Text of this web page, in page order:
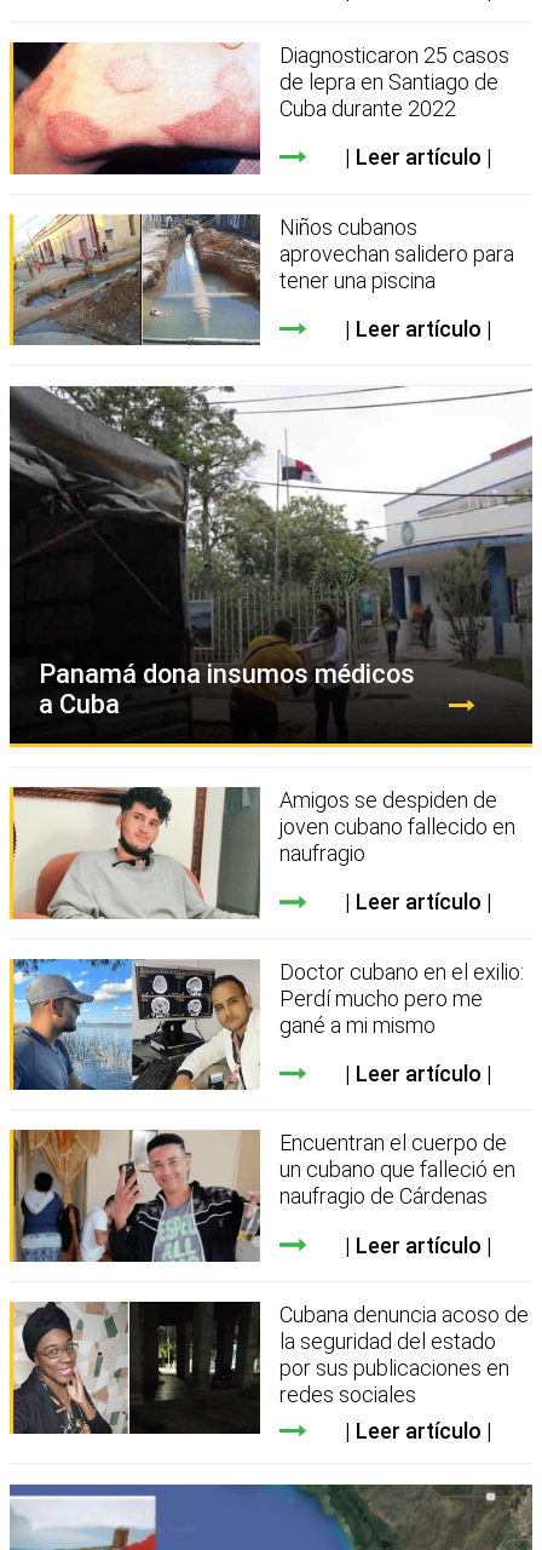
Diagnosticaron 25 casos
de lepra en Santiago de
Cuba durante 2022
Leer artículo
Niños cubanos
aprovechan salidero para
tener una piscina
Leer artículo
Panamá dona insumos médicos
a Cuba
Amigos se despiden de
joven cubano fallecido en
naufragio
Leer artículo
Doctor cubano en el exilio:
Perdí mucho pero me
gané a mi mismo
Leer artículo
Encuentran el cuerpo de
un cubano que falleció en
naufragio de Cárdenas
Leer artículo
Cubana denuncia acoso de
la seguridad del estado
por sus publicaciones en
redes sociales
Leer artículo